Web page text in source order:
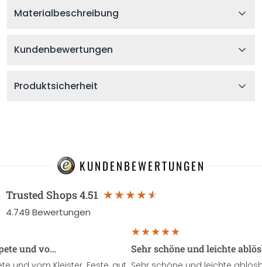
Materialbeschreibung
Kundenbewertungen
Produktsicherheit
KUNDENBEWERTUNGEN
Trusted Shops4.51
4.749 Bewertungen
und vo… Sehr schöne und leichte